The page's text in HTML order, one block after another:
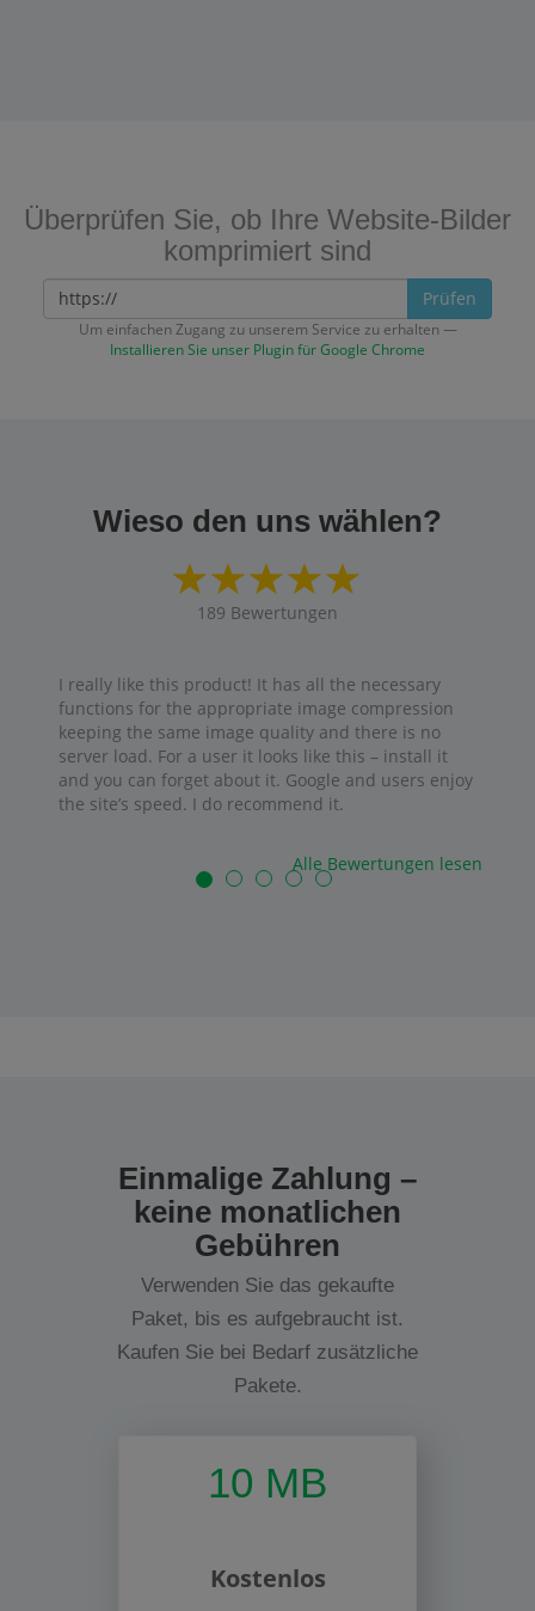
Überprüfen Sie, ob Ihre Website-Bilder
komprimiert sind
Prüfen
Um einfachen Zugang zu unserem Service zu erhalten —
Installieren Sie unser Plugin für Google Chrome
Wieso den uns wählen?
189 Bewertungen
I really like this product! It has all the necessary
functions for the appropriate image compression
keeping the same image quality and there is no
server load. For a user it looks like this – install it
and you can forget about it. Google and users enjoy
the site’s speed. I do recommend it.
Alle Bewertungen lesen
Einmalige Zahlung –
keine monatlichen
Gebühren
Verwenden Sie das gekaufte
Paket, bis es aufgebraucht ist.
Kaufen Sie bei Bedarf zusätzliche
Pakete.
10 MB
Kostenlos